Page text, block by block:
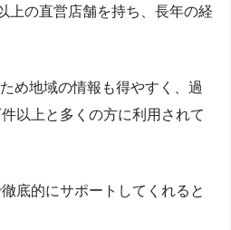
上の直営店舗を持ち、長年の経
め地域の情報も得やすく、過
以上と多くの方に利用されて
底的にサポートしてくれると